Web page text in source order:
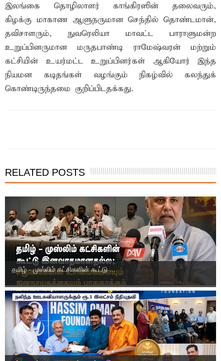
இலங்கை தொழிலாளர் காங்கிரஸின் தலைவரும்,
கிழக்கு மாகாண ஆளுநருமான செந்தில் தொண்டமான்,
தவிசாளரும், நுவரெலியா மாவட்ட பாராளுமன்ற
உறுப்பினருமான மருதபாண்டி ராமேஷ்வரன் மற்றும்
கட்சியின் உயர்மட்ட உறுப்பினர்கள் ஆகியோர் இந்த
நியமன கடிதங்கள் வழங்கும் நிகழ்வில் கலந்துக்
கொண்டிருந்தமை குறிப்பிடதக்கது.
RELATED POSTS
தமிழ் - முஸ்லிம் கட்சிகளின் கூட்டு ...